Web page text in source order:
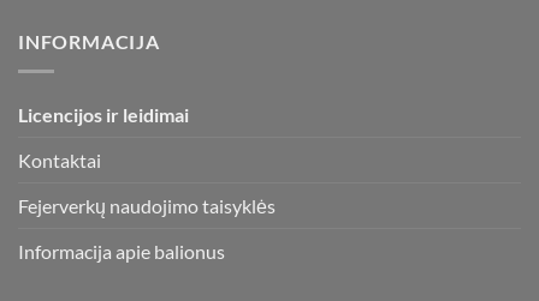
INFORMACIJA
Licencijos ir leidimai
Kontaktai
Fejerverkų naudojimo taisyklės
Informacija apie balionus